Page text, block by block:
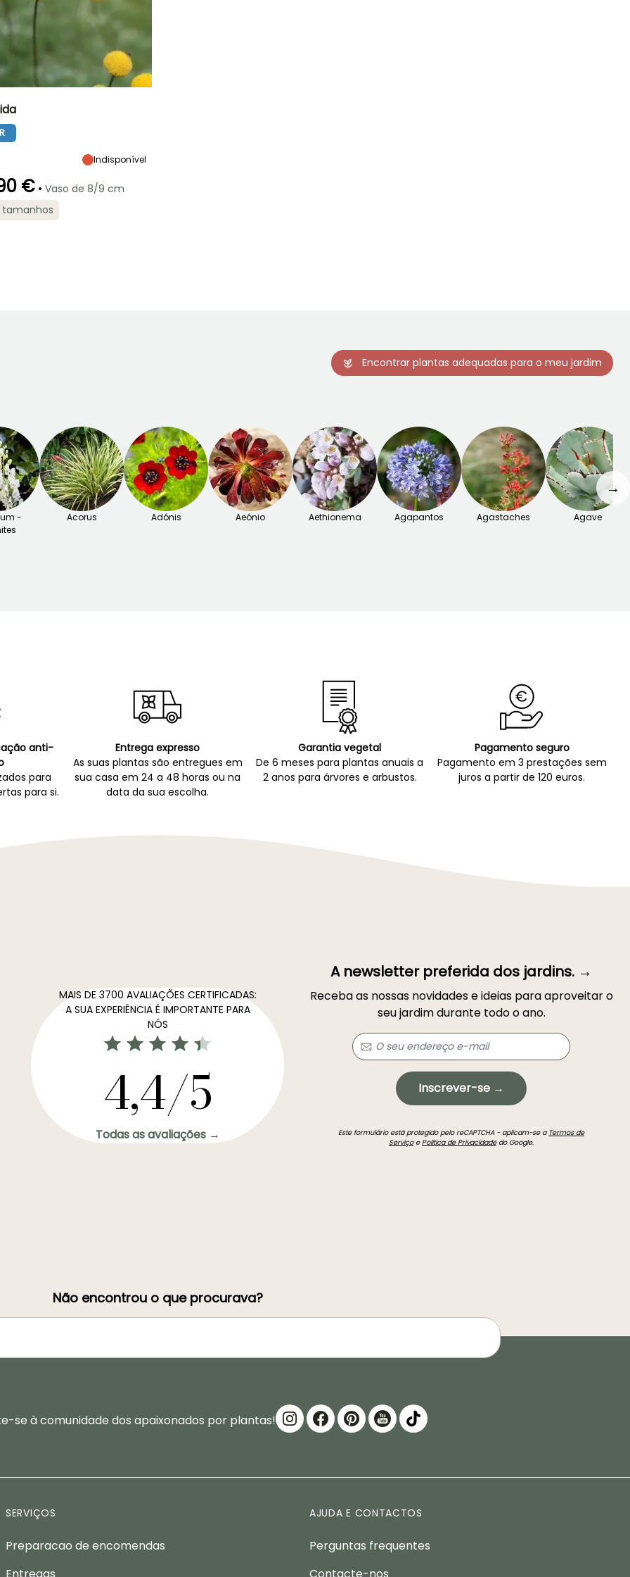
Período razoável de
Indisponível
€ • Vaso de 8/9 cm
tamanhos
Encontrar plantas adequadas para o meu jardim
-
Acorus Adónis Aeónio Aethionema Agapantos Agastaches Agave
→
anti-
para
para si.
Entrega expresso
As suas plantas são entregues em
sua casa em 24 a 48 horas ou na
data da sua escolha.
Garantia vegetal
De 6 meses para plantas anuais a
2 anos para árvores e arbustos.
Pagamento seguro
Pagamento em 3 prestações sem
juros a partir de 120 euros.
MAIS DE 3700 AVALIAÇÕES CERTIFICADAS:
A SUA EXPERIÊNCIA É IMPORTANTE PARA
NÓS
4,4/5
Todas as avaliações →
A newsletter preferida dos jardins. →
Receba as nossas novidades e ideias para aproveitar o
seu jardim durante todo o ano.
Inscrever-se →
Este formulário está protegido pelo reCAPTCHA - aplicam-se a Termos de
ServiçoePolítica de Privacidadedo Google.
Não encontrou o que procurava?
se à comunidade dos apaixonados por plantas!
SERVIÇOS
Preparacao de encomendas
AJUDA E CONTACTOS
Perguntas frequentes